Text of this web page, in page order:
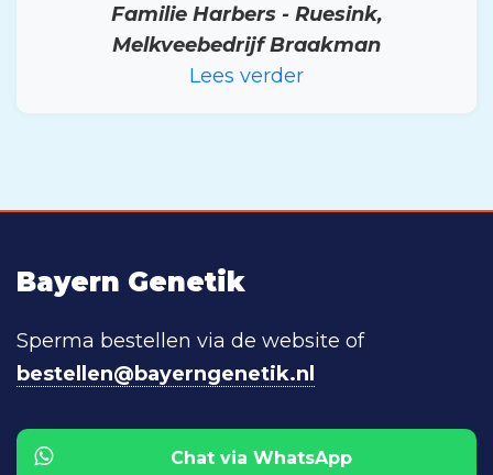
Familie Harbers - Ruesink,
Melkveebedrijf Braakman
Lees verder
Bayern Genetik
Sperma bestellen via de website of
bestellen@bayerngenetik.nl
Chat via WhatsApp